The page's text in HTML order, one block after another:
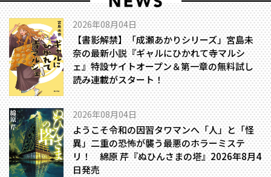
2026年08月04日
【書影解禁】「成瀬あかりシリーズ」宮島未
奈の最新小説『ギャルにひかれて寺マルシ
ェ』特設サイトオープン＆第一章の無料試し
読み連載がスタート！
2026年08月04日
ようこそ令和の因習タワマンへ――「人」と「怪
異」二重の恐怖が襲う最悪のホラーミステ
リ！ 綿原 芹『ぬひんさまの塔』2026年8月4
日発売